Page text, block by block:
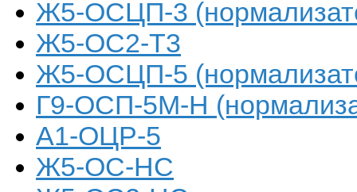
Ж5-ОСЦП-3
Ж5-ОС2-Т3
Ж5-ОСЦП-5
Г9-ОСП-5М-Н
А1-ОЦР-5
Ж5-ОС-НС